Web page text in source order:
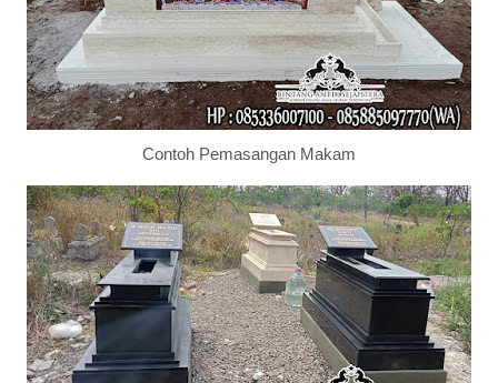
Contoh Pemasangan Makam